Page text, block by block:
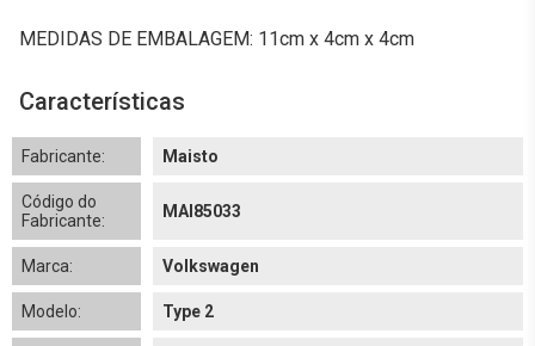
MEDIDAS DE EMBALAGEM: 11cm x 4cm x 4cm
Características
Fabricante: Maisto
Código do
Fabricante:
MAI85033
Marca: Volkswagen
Modelo: Type 2